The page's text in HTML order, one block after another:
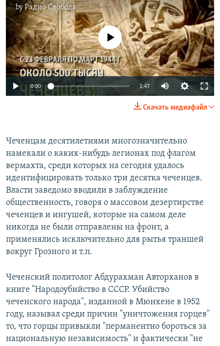
byРадио Свобода
No media source currently available
0:00 1:47
Скачать медиафайл
Чеченцам десятилетиями многозначительно
намекали о каких-нибудь легионах под флагом
вермахта, среди которых на сегодня удалось
идентифицировать только три десятка чеченцев.
Власти заведомо вводили в заблуждение
общественность, говоря о массовом дезертирстве
чеченцев и ингушей, которые на самом деле
никогда не были отправлены на фронт, а
применялись исключительно для рытья траншей
вокруг Грозного и т.п.
Чеченский политолог Абдурахман Авторханов в
книге "Народоубийство в СССР. Убийство
чеченского народа", изданной в Мюнхене в 1952
году, называл среди причин "уничтожения горцев"
то, что горцы привыкли "перманентно бороться за
национальную независимость" и фактически "не